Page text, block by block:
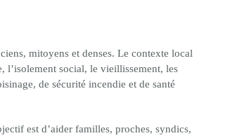
mitoyens et denses. Le contexte local
l’isolement social, le vieillissement, les
de sécurité incendie et de santé
est d’aider familles, proches, syndics,